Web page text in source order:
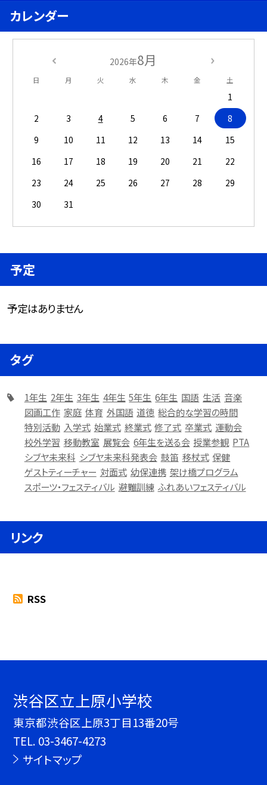
カレンダー
2026年8月
日 月 火 水 木 金 土
1
2
3 4 5 6 7
8
9
10 11 12 13 14
15
16
17 18 19 20 21
22
23
24 25 26 27 28
29
30
31
予定
予定はありません
タグ
1年生 2年生 3年生 4年生 5年生 6年生 国語 生活 音楽
図画工作 家庭 体育 外国語 道徳 総合的な学習の時間
特別活動 入学式 始業式 終業式 修了式 卒業式 運動会
校外学習 移動教室 展覧会 6年生を送る会 授業参観 PTA
シブヤ未来科 シブヤ未来科発表会 鼓笛 移杖式 保健
ゲストティーチャー 対面式 幼保連携 架け橋プログラム
スポーツ・フェスティバル 避難訓練 ふれあいフェスティバル
リンク
RSS
渋谷区立上原小学校
東京都渋谷区上原3丁目13番20号
TEL. 03-3467-4273
サイトマップ